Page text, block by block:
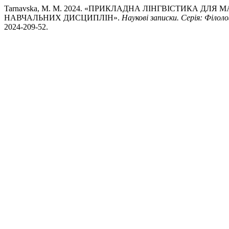
Tarnavska, M. M. 2024. «ПРИКЛАДНА ЛІНГВІСТИКА ДЛЯ
НАВЧАЛЬНИХ ДИСЦИПЛІН». Наукові записки. Серія:
2024-209-52.